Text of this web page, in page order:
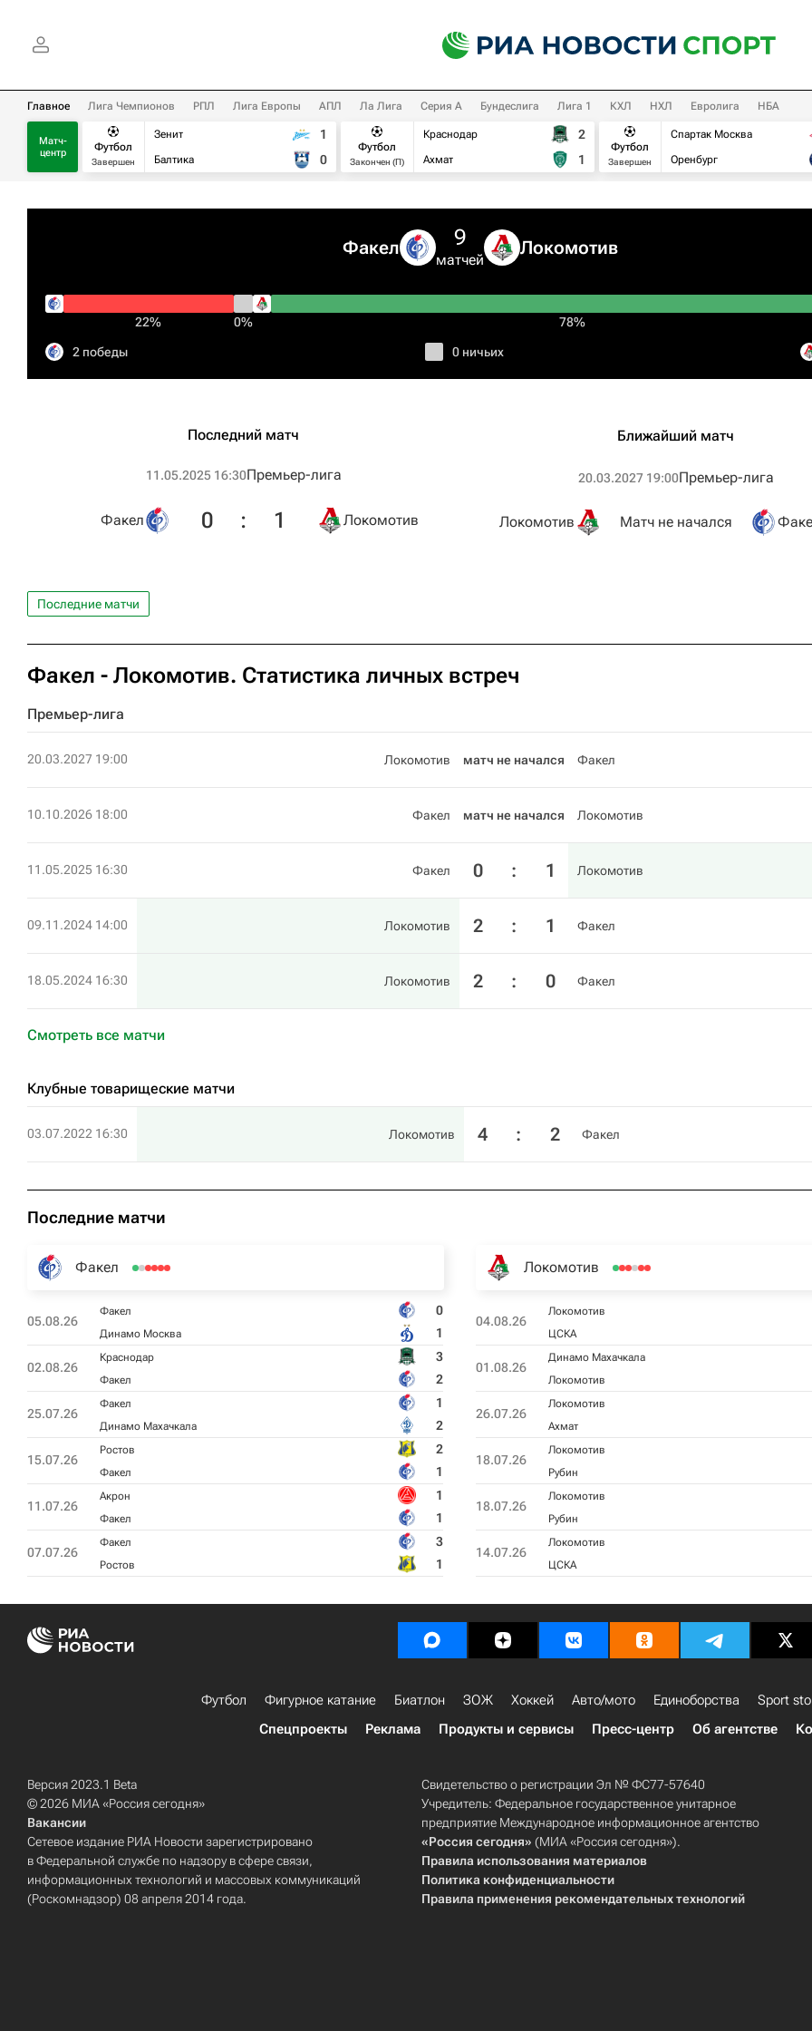
Главное Лига Чемпионов РПЛ Лига Европы АПЛ Ла Лига Серия А Бундеслига Лига 1 КХЛ НХЛ Евролига НБА
Матч-
центр
Футбол
Завершен
Зенит
Балтика
1
0
Футбол
Закончен (П)
Краснодар
Ахмат
2
1
Футбол
Завершен
Спартак Москва
Оренбург
Факел 9
матчей
Локомотив
22% 0% 78%
2 победы 0 ничьих
Последний матч
11.05.2025 16:30Премьер-лига
Факел 0 : 1 Локомотив
Ближайший матч
20.03.2027 19:00Премьер-лига
Локомотив Матч не начался
Последние матчи
Факел - Локомотив. Статистика личных встреч
Премьер-лига
20.03.2027 19:00 Локомотив матч не начался Факел
10.10.2026 18:00 Факел матч не начался Локомотив
11.05.2025 16:30 Факел 0 : 1 Локомотив
09.11.2024 14:00 Локомотив 2 : 1 Факел
18.05.2024 16:30 Локомотив 2 : 0 Факел
Смотреть все матчи
Клубные товарищеские матчи
03.07.2022 16:30 Локомотив 4 : 2 Факел
Последние матчи
Факел
05.08.26
Факел 0
Динамо Москва 1
02.08.26
Краснодар 3
Факел 2
25.07.26
Факел 1
Динамо Махачкала 2
15.07.26
Ростов 2
Факел 1
11.07.26
Акрон 1
Факел 1
07.07.26
Факел 3
Ростов 1
Локомотив
04.08.26
Локомотив
ЦСКА
01.08.26
Динамо Махачкала
Локомотив
26.07.26
Локомотив
Ахмат
18.07.26
Локомотив
Рубин
18.07.26
Локомотив
Рубин
14.07.26
Локомотив
ЦСКА
Футбол Фигурное катание Биатлон ЗОЖ Хоккей Авто/мото Единоборства
Sport
Спецпроекты
Реклама Продукты и сервисы Пресс-центр Об агентстве
Версия 2023.1 Beta
© 2026 МИА «Россия сегодня»
Вакансии
Сетевое издание РИА Новости зарегистрировано
в Федеральной службе по надзору в сфере связи,
информационных технологий и массовых коммуникаций
(Роскомнадзор) 08 апреля 2014 года.
Свидетельство о регистрации Эл № ФС77-57640
Учредитель: Федеральное государственное унитарное
предприятие Международное информационное агентство
«Россия сегодня» (МИА «Россия сегодня»).
Правила использования материалов
Политика конфиденциальности
Правила применения рекомендательных технологий